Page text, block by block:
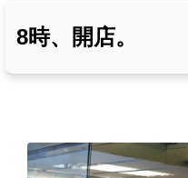
8時、開店。